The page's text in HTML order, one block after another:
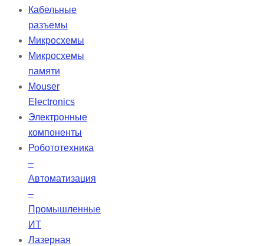
удаления эмали и дентина, а
также для удаления
реставрационных материалов и
коррекции частей протезов, таких
как композиты, фарфор или
металл. Он доступен в различных
размерах зерна, соответствующих
специфическим процедурам.
Кабельные
разъемы
Микросхемы
Микросхемы
памяти
Mouser
Electronics
Электронные
компоненты
Робототехника
–
Автоматизация
–
Промышленные
ИТ
Лазерная